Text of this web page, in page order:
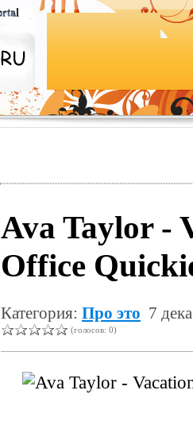
Ava Taylor -
Office
Категория: Про это 7
(голосов: 0)